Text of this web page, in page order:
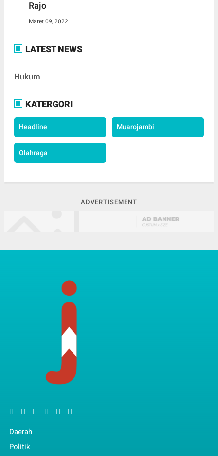
Rajo
Maret 09, 2022
LATEST NEWS
Hukum
KATERGORI
Headline Muarojambi
Olahraga
ADVERTISEMENT
Daerah
Politik